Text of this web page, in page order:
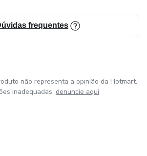
frequentes
não representa a opinião da Hotmart.
inadequadas, denuncie aqui